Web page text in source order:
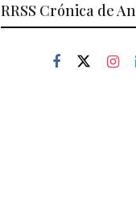
RRSS Crónica de